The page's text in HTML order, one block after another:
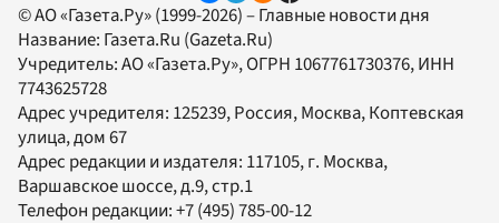
© АО «Газета.Ру» (1999-2026) – Главные новости дня
Название: Газета.Ru (Gazeta.Ru)
Учредитель:АО «Газета.Ру», ОГРН 1067761730376, ИНН
7743625728
Адрес учредителя: 125239, Россия, Москва, Коптевская
улица, дом 67
Адрес редакции и издателя: 117105, г. Москва,
Варшавское шоссе, д.9, стр.1
Телефон редакции:+7 (495) 785-00-12